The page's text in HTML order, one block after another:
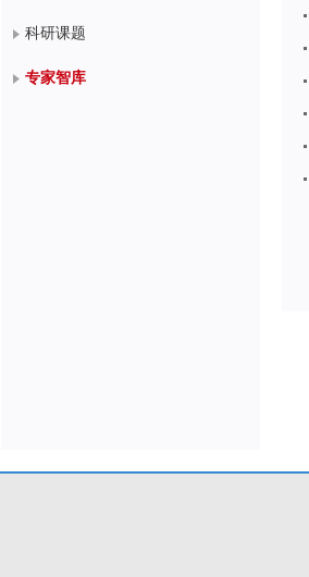
科研课题
专家智库